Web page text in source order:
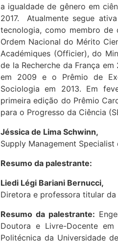
a igualdade de gênero em
2017. Atualmente segue
tecnologia, como membro de
Ordem Nacional do Mérito
Académiques (Officier), do
de la Recherche da França
em 2009 e o Prêmio de
Sociologia em 2013. Em
primeira edição do Prêmio
para o Progresso da Ciência
Jéssica de Lima Schwinn,
Supply Management
Resumo da palestrante:
Liedi Légi Bariani Bernucci,
Diretora e professora titular
Resumo da palestrante:
Doutora e Livre-Docente em
Politécnica da Universidade